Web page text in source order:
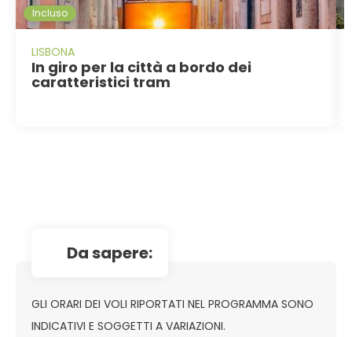
Incluso
LISBONA
In giro per la città a bordo dei
caratteristici tram
da sapere:
GLI ORARI DEI VOLI RIPORTATI NEL PROGRAMMA SONO
INDICATIVI E SOGGETTI A VARIAZIONI.